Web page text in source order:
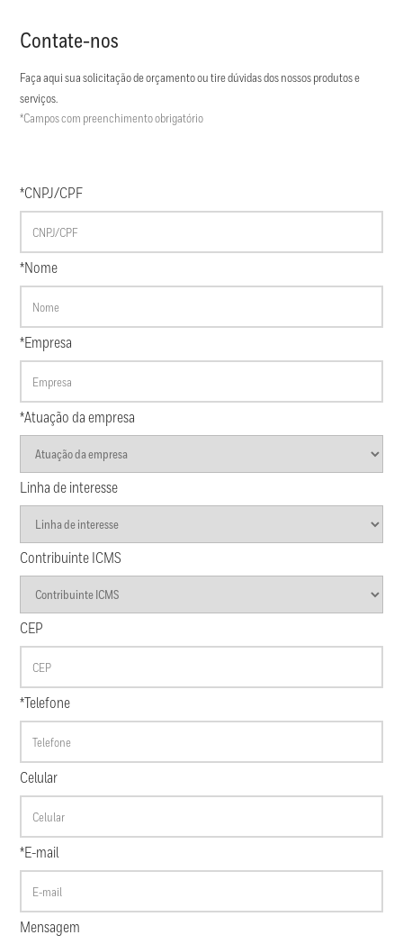
Contate-nos
Faça aqui sua solicitação de orçamento ou tire dúvidas dos nossos produtos e
serviços.
*Campos com preenchimento obrigatório
*CNPJ/CPF
*Nome
*Empresa
*Atuação da empresa
Linha de interesse
Contribuinte ICMS
CEP
*Telefone
Celular
*E-mail
Mensagem